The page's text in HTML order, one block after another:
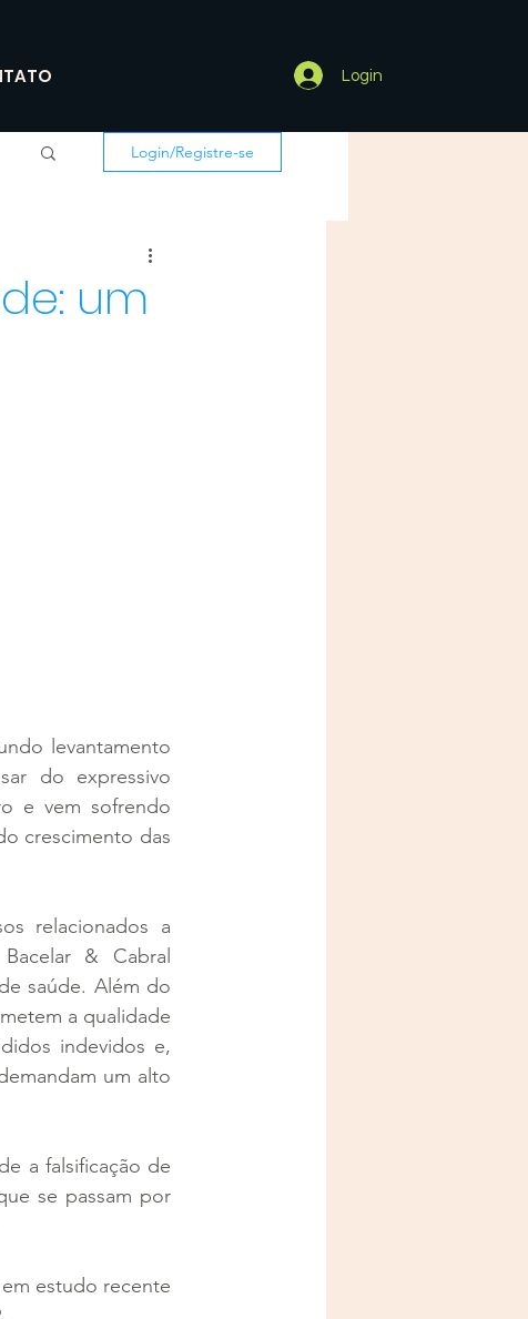
Login
Login/Registre-se
um
levantamento
do expressivo
e vem sofrendo
crescimento das
relacionados a
& Cabral
saúde. Além do
a qualidade
indevidos e,
um alto
a falsificação de
se passam por
estudo recente